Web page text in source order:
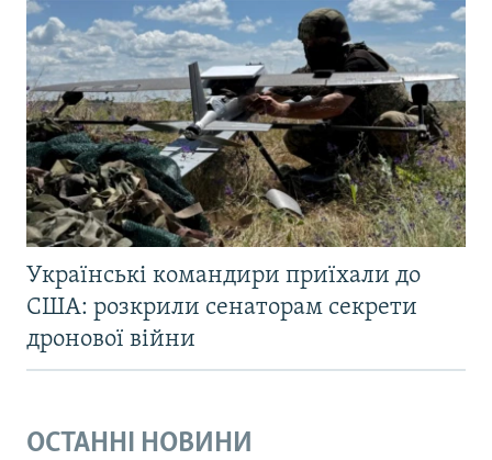
Українські командири приїхали до
США: розкрили сенаторам секрети
дронової війни
ОСТАННІ НОВИНИ